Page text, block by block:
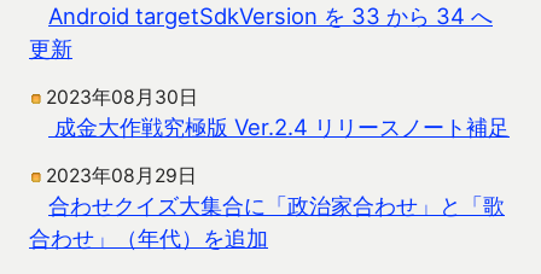
Android targetSdkVersion を 33 から 34 へ
更新
2023年08月30日
成金大作戦究極版 Ver.2.4 リリースノート補足
2023年08月29日
合わせクイズ大集合に「政治家合わせ」と「歌
合わせ」（年代）を追加